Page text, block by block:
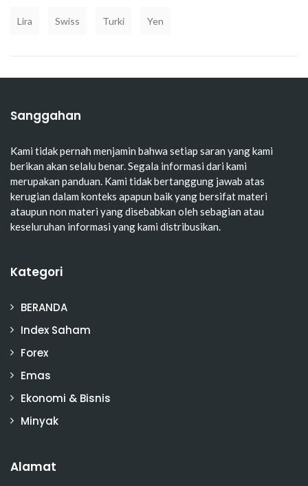
Lira Swiss Turki Yen
Sanggahan
Kami tidak pernah menjamin bahwa setiap saran yang kami
berikan akan selalu benar. Segala informasi dari kami
merupakan panduan. Kami tidak bertanggung jawab atas
kerugian dalam konteks apapun baik yang bersifat materi
ataupun non materi yang disebabkan oleh sebagian atau
keseluruhan informasi yang kami distribusikan.
Kategori
BERANDA
Index Saham
Forex
Emas
Ekonomi & Bisnis
Minyak
Alamat